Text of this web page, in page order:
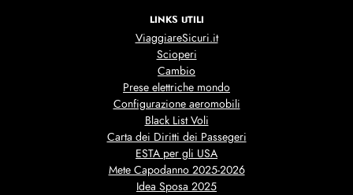
LINKS UTILI
ViaggiareSicuri.it
Scioperi
Cambio
Prese elettriche mondo
Configurazione aeromobili
Black List Voli
Carta dei Diritti dei Passegeri
ESTA per gli USA
Mete Capodanno 2025-2026
Idea Sposa 2025